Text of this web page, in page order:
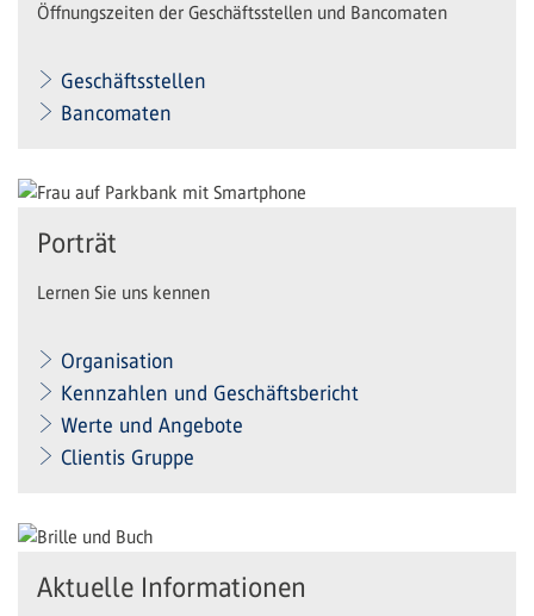
Öffnungszeiten der Geschäftsstellen und Bancomaten
Geschäftsstellen
Bancomaten
Porträt
Lernen Sie uns kennen
Organisation
Kennzahlen und Geschäftsbericht
Werte und Angebote
Clientis Gruppe
Aktuelle Informationen